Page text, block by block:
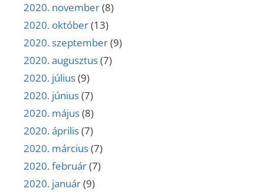
2020. november(8)
2020. október(13)
2020. szeptember(9)
2020. augusztus(7)
2020. július(9)
2020. június(7)
2020. május(8)
2020. április(7)
2020. március(7)
2020. február(7)
2020. január(9)